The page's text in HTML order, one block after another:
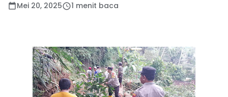
Mei 20, 2025 1 menit baca